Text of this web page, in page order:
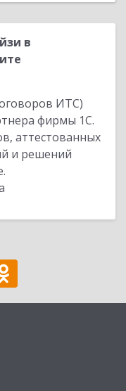
в
ИТС)
фирмы 1С.
аттестованных
и решений